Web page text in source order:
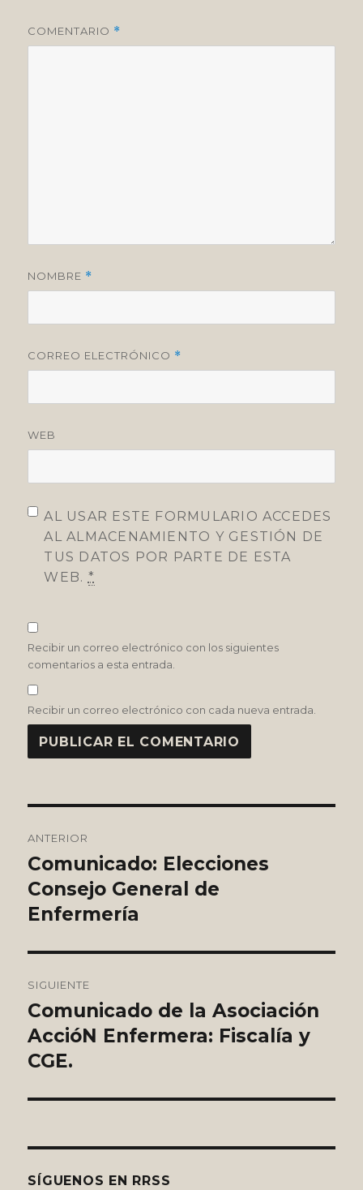
COMENTARIO *
NOMBRE *
CORREO ELECTRÓNICO *
WEB
AL USAR ESTE FORMULARIO ACCEDES
AL ALMACENAMIENTO Y GESTIÓN DE
TUS DATOS POR PARTE DE ESTA
WEB. *
Recibir un correo electrónico con los siguientes
comentarios a esta entrada.
Recibir un correo electrónico con cada nueva entrada.
de
entradas
ANTERIOR
Entrada
anterior:
Comunicado: Elecciones
Consejo General de
Enfermería
SIGUIENTE
Entrada
siguiente:
Comunicado de la Asociación
AccióN Enfermera: Fiscalía y
CGE.
SÍGUENOS EN RRSS